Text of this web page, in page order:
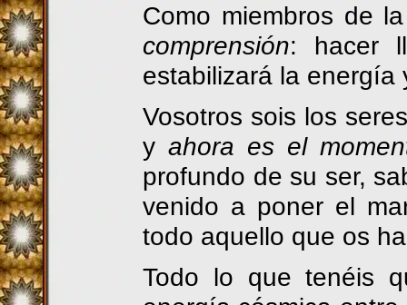
Como miembros de
comprensión: hacer
estabilizará la energía
Vosotros sois los
yahora es el
profundo de su ser,
venido a poner el
todo aquello que os
Todo lo que tenéis